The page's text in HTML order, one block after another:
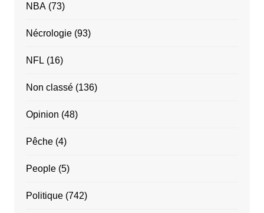
NBA(73)
Nécrologie(93)
NFL (16)
Non classé(136)
Opinion (48)
Pêche(4)
People(5)
Politique(742)